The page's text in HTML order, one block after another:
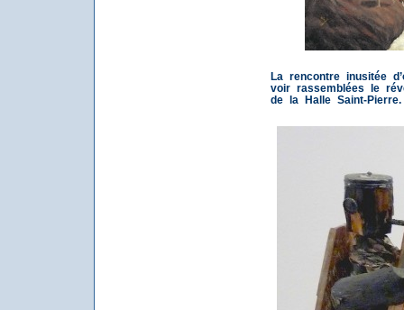
La rencontre inusitée
voir rassemblées le
de la Halle Saint-Pierre.